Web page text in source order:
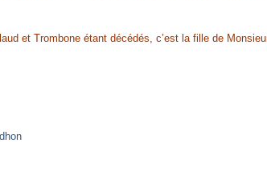
et Trombone étant décédés, c’est la fille de